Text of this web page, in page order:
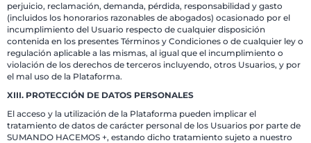
perjuicio, reclamación, demanda, pérdida, responsabilidad y gasto
(incluidos los honorarios razonables de abogados) ocasionado por el
incumplimiento del Usuario respecto de cualquier disposición
contenida en los presentes Términos y Condiciones o de cualquier ley o
regulación aplicable a las mismas, al igual que el incumplimiento o
violación de los derechos de terceros incluyendo, otros Usuarios, y por
el mal uso de la Plataforma.
XIII. PROTECCIÓN DE DATOS PERSONALES
El acceso y la utilización de la Plataforma pueden implicar el
tratamiento de datos de carácter personal de los Usuarios por parte de
SUMANDO HACEMOS +, estando dicho tratamiento sujeto a nuestro